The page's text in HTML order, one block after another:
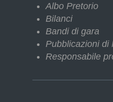
Albo Pretorio
Bilanci
Bandi di gara
Pubblicazioni di
Responsabile